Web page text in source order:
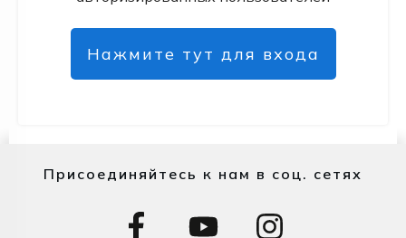
Нажмите тут для входа
Присоединяйтесь к нам в соц. сетях